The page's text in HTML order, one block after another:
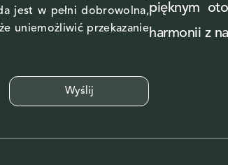
jest w pełni dobrowolna,
uniemożliwić przekazanie
pięknym
harmonii z